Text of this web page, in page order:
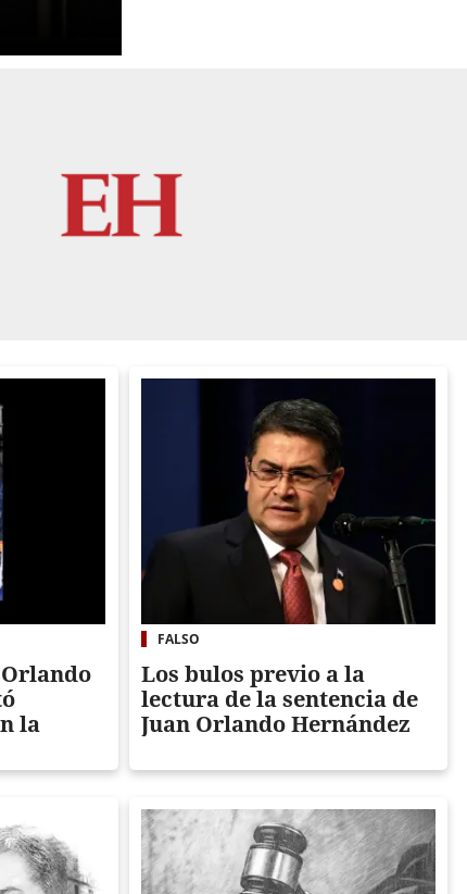
la
FALSO
Los bulos previo a la
lectura de la sentencia de
Juan Orlando Hernández